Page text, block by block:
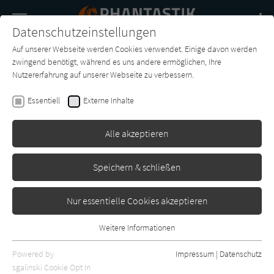
SUCHE
Buch-
Entdecker
Forum Charts
Maeve Harper
Wen das Licht erwählt (Ashville
Piper
Datenschutzeinstellungen
Auf unserer Webseite werden Cookies verwendet. Einige davon werden
zwingend benötigt, während es uns andere ermöglichen, Ihre
Nutzererfahrung auf unserer Webseite zu verbessern.
Essentiell Externe Inhalte
Alle akzeptieren
Speichern & schließen
Nur essentielle Cookies akzeptieren
Essentielle Cookies werden für grundlegende Funktionen der
Webseite benötigt. Dadurch ist gewährleistet, dass die Webseite
Weitere Informationen
Powered by
sgalinski Cookie Opt In
Impressum | Datenschutz